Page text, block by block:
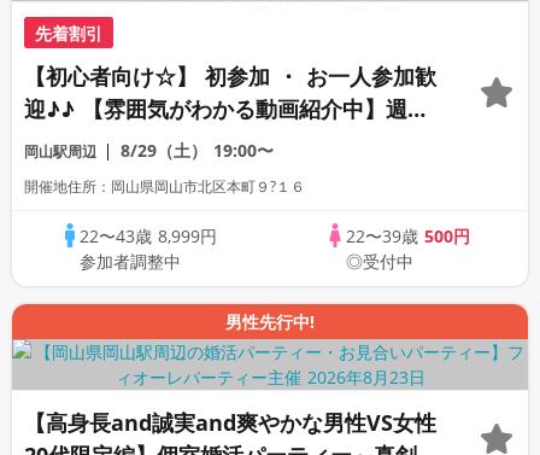
先着割引
【初心者向け☆】 初参加 ・ お一人参加歓
迎♪♪ 【雰囲気がわかる動画紹介中】週末
プレミアム街コン
岡山駅周辺 8/29（土） 19:00〜
開催地住所：岡山県岡山市北区本町９?１６
22〜43歳 8,999円
参加者調整中
22〜39歳 500円
◎受付中
男性先行中!
【高身長and誠実and爽やかな男性VS女性